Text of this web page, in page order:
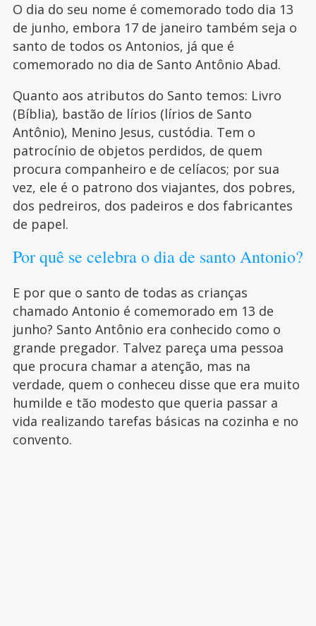
O dia do seu nome é comemorado todo dia 13
de junho, embora 17 de janeiro também seja o
santo de todos os Antonios, já que é
comemorado no dia de Santo Antônio Abad.
Quanto aos atributos do Santo temos: Livro
(Bíblia), bastão de lírios (lírios de Santo
Antônio), Menino Jesus, custódia. Tem o
patrocínio de objetos perdidos, de quem
procura companheiro e de celíacos; por sua
vez, ele é o patrono dos viajantes, dos pobres,
dos pedreiros, dos padeiros e dos fabricantes
de papel.
Por quê se celebra o dia de santo Antonio?
E por que o santo de todas as crianças
chamado Antonio é comemorado em 13 de
junho? Santo Antônio era conhecido como o
grande pregador. Talvez pareça uma pessoa
que procura chamar a atenção, mas na
verdade, quem o conheceu disse que era muito
humilde e tão modesto que queria passar a
vida realizando tarefas básicas na cozinha e no
convento.